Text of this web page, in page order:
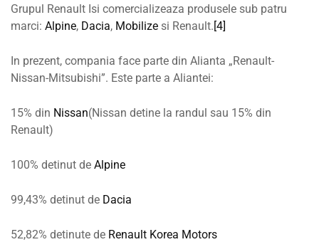
Grupul Renault Isi comercializeaza produsele sub patru
marci: Alpine, Dacia, Mobilize si Renault.[4]
In prezent, compania face parte din Alianta „Renault-
Nissan-Mitsubishi”. Este parte a Aliantei:
15% din Nissan(Nissan detine la randul sau 15% din
Renault)
100% detinut de Alpine
99,43% detinut de Dacia
52,82% detinute de Renault Korea Motors